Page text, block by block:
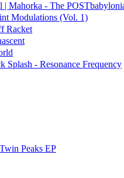
| Mahorka - The
Modulations (Vol. 1)
Racket
Splash - Resonance Frequency